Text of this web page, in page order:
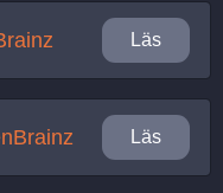
Läs
Läs